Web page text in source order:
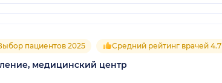
пациентов 2025 Средний рейтинг врачей 4.7
медицинский центр